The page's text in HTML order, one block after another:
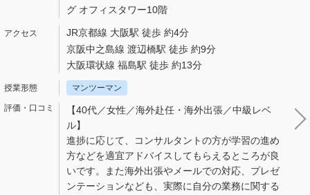
グ オフィスタワー10階
JR京都線 大阪駅 徒歩 約4分
京阪中之島線 渡辺橋駅 徒歩 約9分
大阪環状線 福島駅 徒歩 約13分
マンツーマン
【40代／女性／海外赴任・海外出張／中級レベ
ル】
進捗に応じて、コンサルタントの方が学習の進め
方などを適宜アドバイスしてもらえるところが良
いです。また海外出張やメールでの対応、プレゼ
ンテーションなども、実際に自分の業務に関する